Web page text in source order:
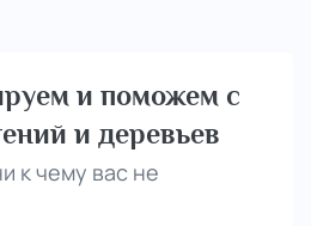
и поможем с
и деревьев
к чему вас не